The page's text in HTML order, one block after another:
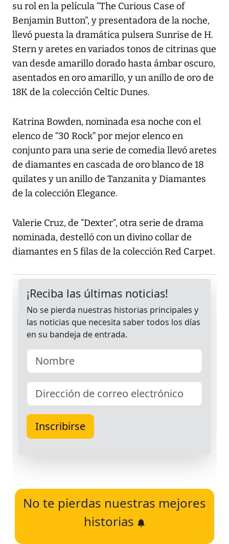
su rol en la película “The Curious Case of
Benjamin Button”, y presentadora de la noche,
llevó puesta la dramática pulsera Sunrise de H.
Stern y aretes en variados tonos de citrinas que
van desde amarillo dorado hasta ámbar oscuro,
asentados en oro amarillo, y un anillo de oro de
18K de la colección Celtic Dunes.
Katrina Bowden, nominada esa noche con el
elenco de “30 Rock” por mejor elenco en
conjunto para una serie de comedia llevó aretes
de diamantes en cascada de oro blanco de 18
quilates y un anillo de Tanzanita y Diamantes
de la colección Elegance.
Valerie Cruz, de “Dexter”, otra serie de drama
nominada, destelló con un divino collar de
diamantes en 5 filas de la colección Red Carpet.
No te pierdas nuestras mejores
historias